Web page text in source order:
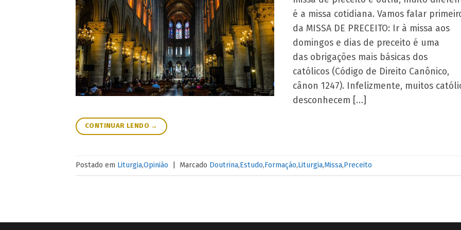
é a missa cotidiana. Vamos falar
da MISSA DE PRECEITO: Ir à missa aos
domingos e dias de preceito é uma
das obrigações mais básicas dos
católicos (Código de Direito Canônico,
cânon 1247). Infelizmente, muitos
desconhecem […]
CONTINUAR LENDO →
Postado em Liturgia,Opinião Marcado Doutrina,Estudo,Formação,Liturgia,Missa,Preceito